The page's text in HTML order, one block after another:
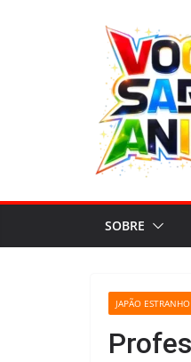
SOBRE
JAPÃO ESTRANHO